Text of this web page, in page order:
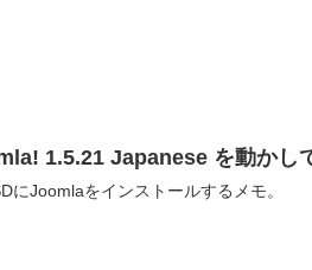
1.5.21 Japanese を動かし
にJoomlaをインストールするメモ。